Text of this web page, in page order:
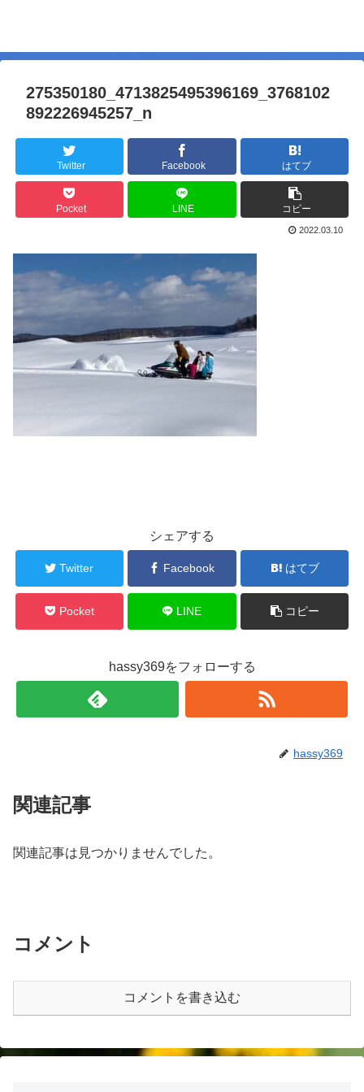
275350180_4713825495396169_3768102
892226945257_n
Twitter Facebook はてブ
Pocket LINE コピー
2022.03.10
シェアする
Twitter Facebook はてブ
Pocket LINE コピー
hassy369をフォローする
hassy369
関連記事
関連記事は見つかりませんでした。
コメント
コメントを書き込む